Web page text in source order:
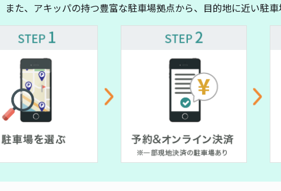
また、アキッパの持つ豊富な駐車場拠点から、目的地に近い駐車